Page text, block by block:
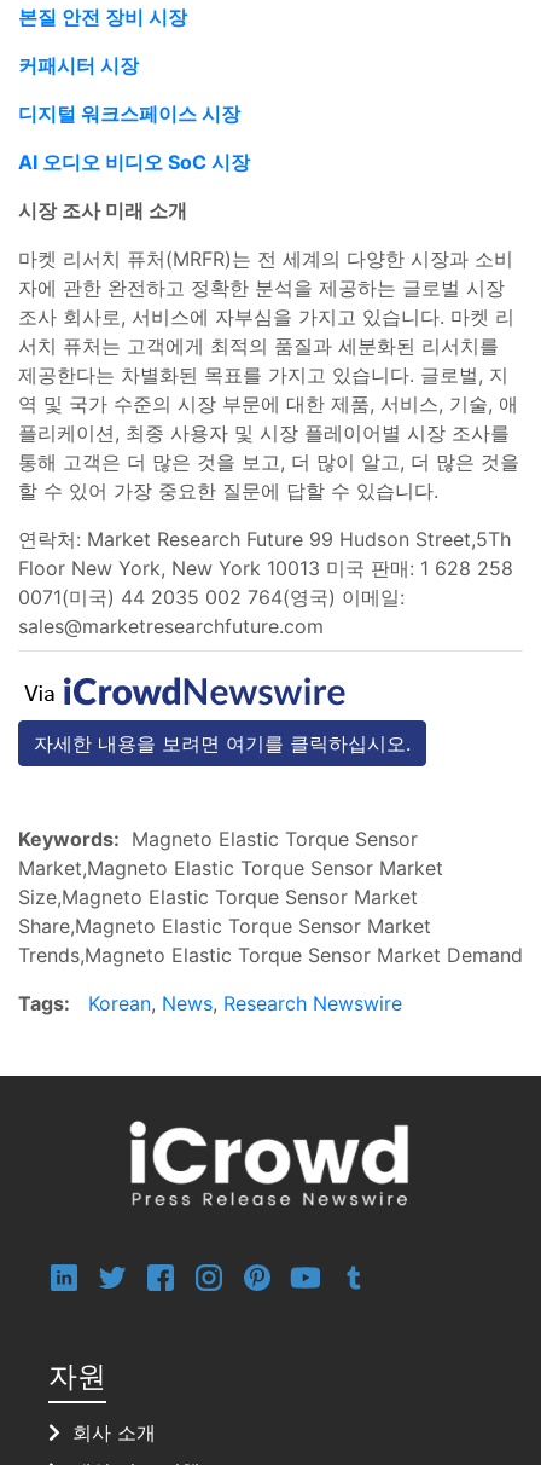
본질 안전 장비 시장
커패시터 시장
디지털 워크스페이스 시장
AI 오디오 비디오 SoC 시장
시장 조사 미래 소개
마켓 리서치 퓨처(MRFR)는 전 세계의 다양한 시장과 소비
자에 관한 완전하고 정확한 분석을 제공하는 글로벌 시장
조사 회사로, 서비스에 자부심을 가지고 있습니다. 마켓 리
서치 퓨처는 고객에게 최적의 품질과 세분화된 리서치를
제공한다는 차별화된 목표를 가지고 있습니다. 글로벌, 지
역 및 국가 수준의 시장 부문에 대한 제품, 서비스, 기술, 애
플리케이션, 최종 사용자 및 시장 플레이어별 시장 조사를
통해 고객은 더 많은 것을 보고, 더 많이 알고, 더 많은 것을
할 수 있어 가장 중요한 질문에 답할 수 있습니다.
연락처: Market Research Future 99 Hudson Street,5Th
Floor New York, New York 10013 미국 판매: 1 628 258
0071(미국) 44 2035 002 764(영국) 이메일:
sales@marketresearchfuture.com
자세한 내용을 보려면 여기를 클릭하십시오.
Keywords: Magneto Elastic Torque Sensor
Market,Magneto Elastic Torque Sensor Market
Size,Magneto Elastic Torque Sensor Market
Share,Magneto Elastic Torque Sensor Market
Trends,Magneto Elastic Torque Sensor Market Demand
Tags:
Korean, News, Research Newswire
자원
회사 소개